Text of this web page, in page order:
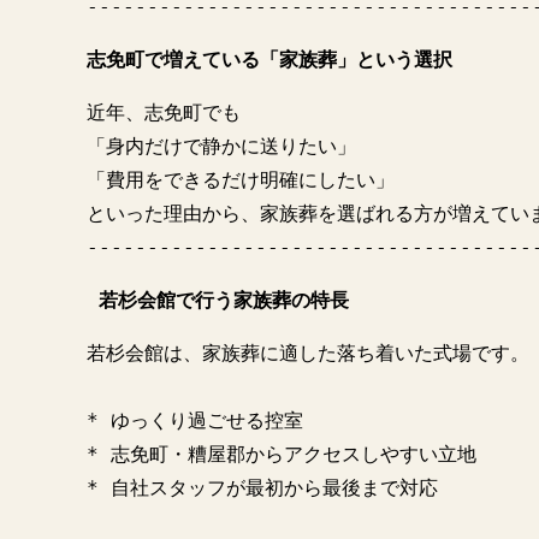
志免町で増えている「家族葬」という選択
近年、志免町でも
「身内だけで静かに送りたい」
「費用をできるだけ明確にしたい」
といった理由から、家族葬を選ばれる方が増えてい
若杉会館で行う家族葬の特長
若杉会館は、家族葬に適した落ち着いた式場です。
* ゆっくり過ごせる控室
* 志免町・糟屋郡からアクセスしやすい立地
* 自社スタッフが最初から最後まで対応